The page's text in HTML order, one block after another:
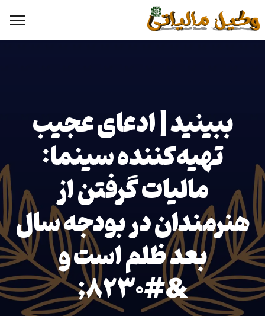
ببینید | ادعای عجیب
تهیه‌کننده سینما:
مالیات گرفتن از
هنرمندان در بودجه سال
بعد ظلم است و
&#۸۲۳۰;